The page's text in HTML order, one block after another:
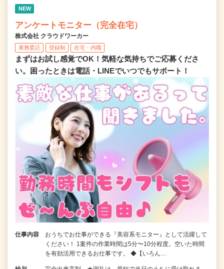
NEW
アンケートモニター（完全在宅）
株式会社 クラウドワーカー
業務委託 登録制 在宅・内職
まずはお試し感覚でOK！気軽な気持ちでご応募くださ
い。困ったときは電話・LINEでいつでもサポート！
仕事内容
おうちでお仕事ができる『美容系モニター』として活躍して
ください！ 1案件の作業時間は5分〜10分程度。空いた時間
を有効活用できるお仕事です。 ◆【いろん…